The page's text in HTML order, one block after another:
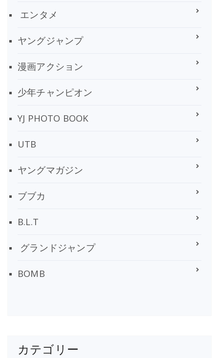
エンタメ
ヤングジャンプ
漫画アクション
少年チャンピオン
YJ PHOTO BOOK
UTB
ヤングマガジン
ブブカ
B.L.T
グランドジャンプ
BOMB
カテゴリー